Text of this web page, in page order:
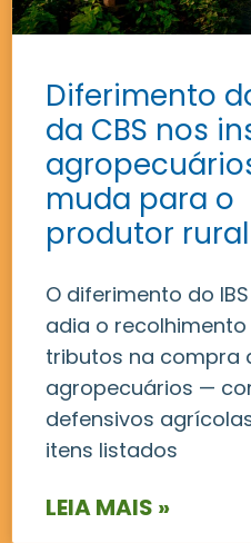
Diferimento
da CBS nos
muda para o
produtor rural
O diferimento do
adia o recolhimento
tributos na compra
agropecuários —
defensivos
itens listados
LEIA MAIS »